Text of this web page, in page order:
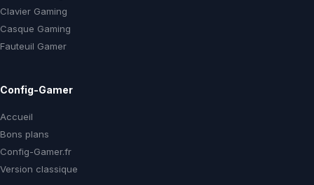
Clavier Gaming
Casque Gaming
Fauteuil Gamer
Config-Gamer
Accueil
Bons plans
Config-Gamer.fr
Version classique